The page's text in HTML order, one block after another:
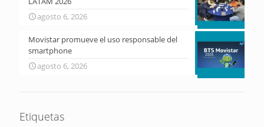
agosto 6, 2026
Movistar promueve el uso responsable del
smartphone
agosto 6, 2026
Etiquetas